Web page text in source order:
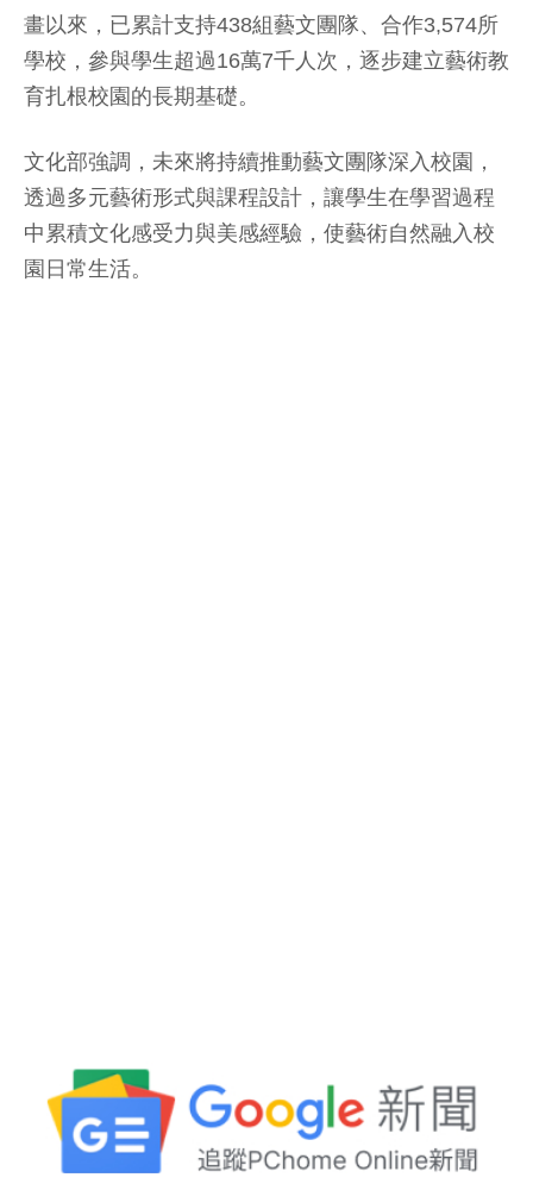
畫以來，已累計支持438組藝文團隊、合作3,574所
學校，參與學生超過16萬7千人次，逐步建立藝術教
育扎根校園的長期基礎。
文化部強調，未來將持續推動藝文團隊深入校園，
透過多元藝術形式與課程設計，讓學生在學習過程
中累積文化感受力與美感經驗，使藝術自然融入校
園日常生活。